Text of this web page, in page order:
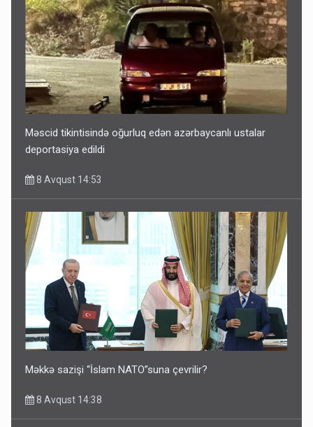
Məscid tikintisində oğurluq edən azərbaycanlı ustalar
deportasiya edildi
8 Avqust 14:53
Məkkə sazişi “İslam NATO”suna çevrilir?
8 Avqust 14:38